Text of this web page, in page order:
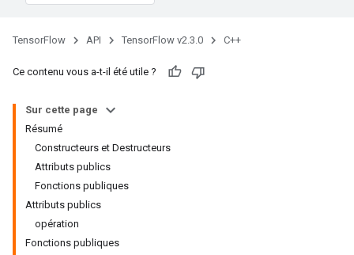
TensorFlow API TensorFlow v2.3.0 C++
Ce contenu vous a-t-il été utile ?
Sur cette page
Résumé
Constructeurs et Destructeurs
Attributs publics
Fonctions publiques
Attributs publics
opération
Fonctions publiques